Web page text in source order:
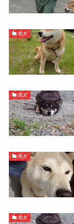
柴犬
柴犬
柴犬
柴犬